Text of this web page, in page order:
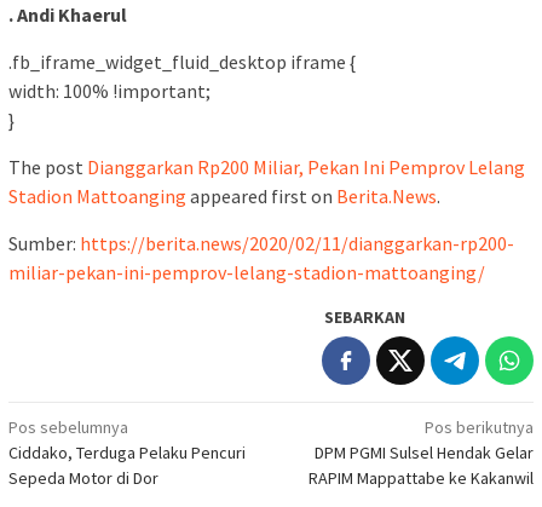
. Andi Khaerul
.fb_iframe_widget_fluid_desktop iframe {
width: 100% !important;
}
The post Dianggarkan Rp200 Miliar, Pekan Ini Pemprov Lelang
Stadion Mattoanging appeared first on Berita.News.
Sumber: https://berita.news/2020/02/11/dianggarkan-rp200-
miliar-pekan-ini-pemprov-lelang-stadion-mattoanging/
SEBARKAN
Navigasi
pos
Pos sebelumnya
Ciddako, Terduga Pelaku Pencuri
Sepeda Motor di Dor
Pos berikutnya
DPM PGMI Sulsel Hendak Gelar
RAPIM Mappattabe ke Kakanwil